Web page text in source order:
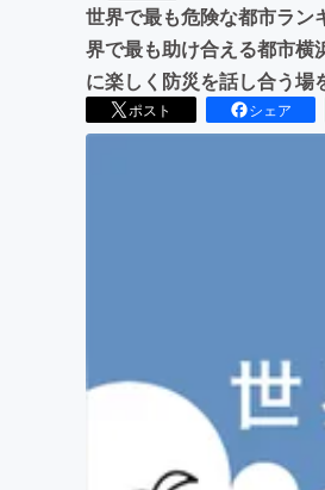
世界で最も危険な都市ラン
界で最も助け合える都市横
に楽しく防災を話し合う場
ポスト シェア